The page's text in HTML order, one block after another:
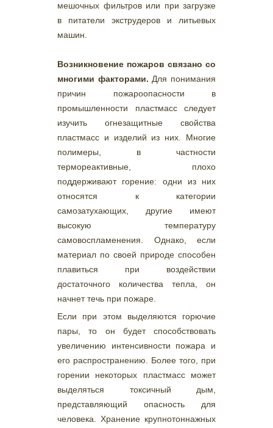
мешочных фильтров или при загрузке
в питатели экструдеров и литьевых
машин.
Возникновение пожаров связано со
многими факторами. Для понимания
причин пожароопасности в
промышленности пластмасс следует
изучить огнезащитные свойства
пластмасс и изделий из них. Многие
полимеры, в частности
термореактивные, плохо
поддерживают горение: одни из них
относятся к категории
самозатухающих, другие имеют
высокую температуру
самовоспламенения. Однако, если
материал по своей природе способен
плавиться при воздействии
достаточного количества тепла, он
начнет течь при пожаре.
Если при этом выделяются горючие
пары, то он будет способствовать
увеличению интенсивности пожара и
его распространению. Более того, при
горении некоторых пластмасс может
выделяться токсичный дым,
представляющий опасность для
человека. Хранение крупнотоннажных